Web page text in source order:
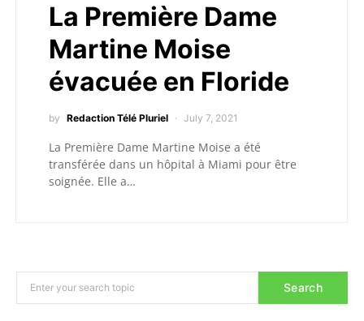
La Première Dame
Martine Moise
évacuée en Floride
by Redaction Télé Pluriel July 7, 2021
La Première Dame Martine Moise a été
transférée dans un hôpital à Miami pour être
soignée. Elle a…
Search